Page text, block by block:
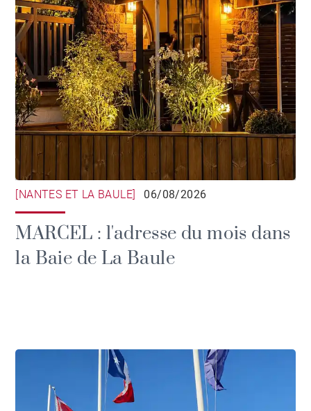
[NANTES ET LA BAULE] 06/08/2026
MARCEL : l'adresse du mois dans
la Baie de La Baule